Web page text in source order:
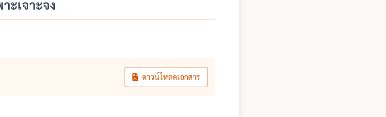
ะเจาะจง
ดาวน์โหลดเอกสาร